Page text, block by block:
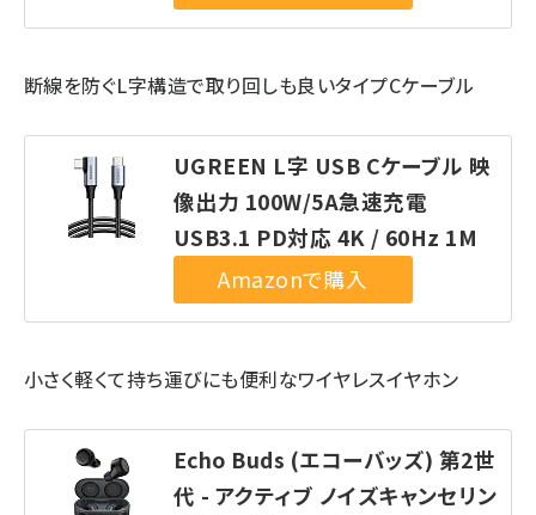
断線を防ぐL字構造で取り回しも良いタイプCケーブル
UGREEN L字 USB Cケーブル 映
像出力 100W/5A急速充電
USB3.1 PD対応 4K / 60Hz 1M
小さく軽くて持ち運びにも便利なワイヤレスイヤホン
Echo Buds (エコーバッズ) 第2世
代 - アクティブ ノイズキャンセリン